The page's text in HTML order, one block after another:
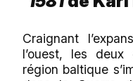
Craignant
l’ouest, les
région baltique